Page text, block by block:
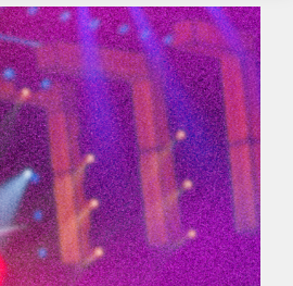
SBT- SISTEMA BRASILEIRO DE TELEVISÃO